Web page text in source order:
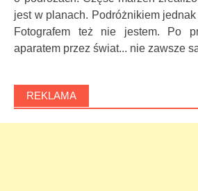
jest w planach. Podróżnikiem jednak
Fotografem też nie jestem. Po
aparatem przez świat... nie zawsze
REKLAMA